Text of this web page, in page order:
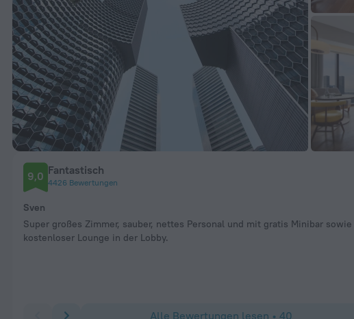
9,0 Fantastisch
4426 Bewertungen
Sven
Super großes Zimmer, sauber, nettes Personal und mit gratis Minibar sowie
kostenloser Lounge in der Lobby.
Alle Bewertungen lesen • 40